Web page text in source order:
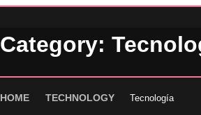
Category:
HOME TECHNOLOGY Tecnología